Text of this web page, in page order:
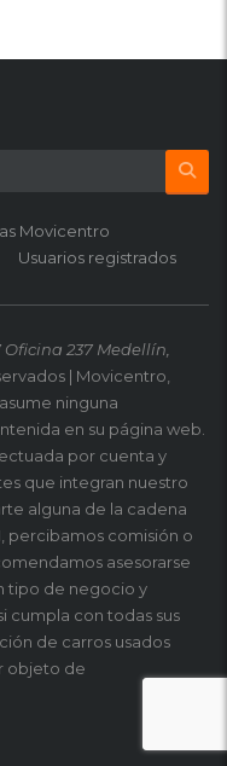
Movicentro
Usuarios registrados
Oficina 237 Medellín,
| Movicentro,
ninguna
en su página web.
por cuenta y
que integran nuestro
alguna de la cadena
percibamos comisión o
asesorarse
tipo de negocio y
cumpla con todas sus
de carros usados
objeto de